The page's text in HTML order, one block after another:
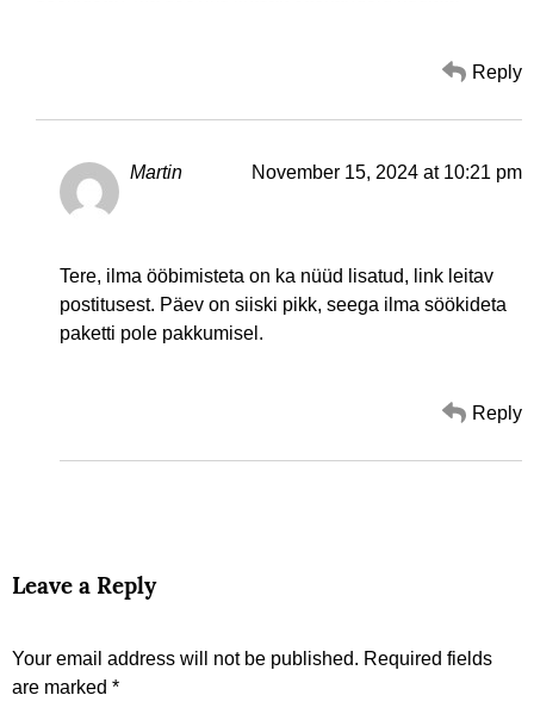
Reply
Martin November 15, 2024 at 10:21 pm
Tere, ilma ööbimisteta on ka nüüd lisatud, link leitav
postitusest. Päev on siiski pikk, seega ilma söökideta
paketti pole pakkumisel.
Reply
Leave a Reply
Your email address will not be published. Required fields
are marked *